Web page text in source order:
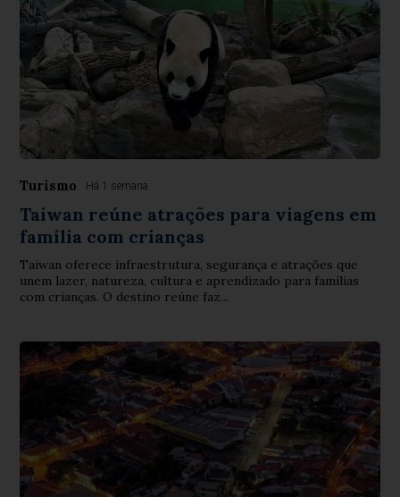
Turismo Há 1 semana
Taiwan reúne atrações para viagens em
família com crianças
Taiwan oferece infraestrutura, segurança e atrações que
unem lazer, natureza, cultura e aprendizado para famílias
com crianças. O destino reúne faz...